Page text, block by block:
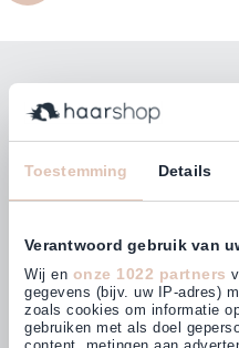
Toestemming Details
Verantwoord gebruik van
Wij en onze 1022 partners
gegevens (bijv. uw IP-adres)
zoals cookies om informatie
gebruiken met als doel
Bleiben Sie mit
Laufenden!
E-Mailadresse
Kunden